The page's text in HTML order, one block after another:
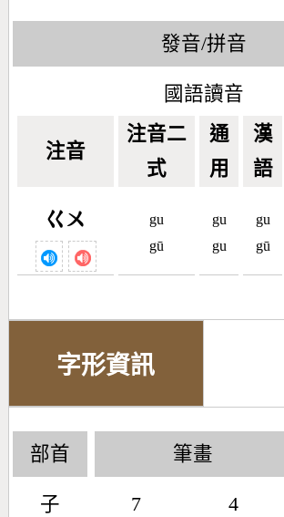
發音/拼音
國語讀音
注音
注音二
式
通
用
漢
語
ㄍㄨ
gu
gū
gu
gu
gu
gū
字形資訊
部首
子
筆畫
7 4